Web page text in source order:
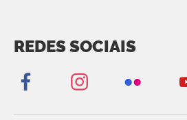
REDES SOCIAIS